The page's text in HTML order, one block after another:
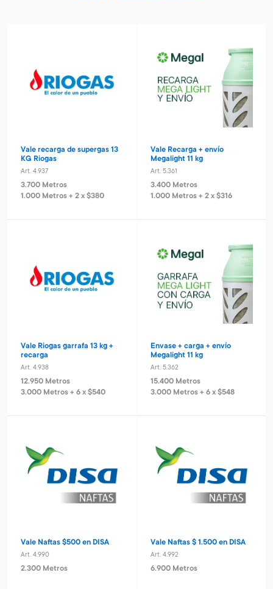
Vale recarga de supergas 13
KG Riogas
Art. 4.937
3.700 Metros
1.000 Metros + 2 x $380
Vale Recarga + envío
Megalight 11 kg
Art. 5.361
3.400 Metros
1.000 Metros + 2 x $316
Vale Riogas garrafa 13 kg +
recarga
Art. 4.938
12.950 Metros
3.000 Metros + 6 x $540
Envase + carga + envío
Megalight 11 kg
Art. 5.362
15.400 Metros
3.000 Metros + 6 x $548
Vale Naftas $500 en DISA
Art. 4.990
2.300 Metros
Vale Naftas $ 1.500 en DISA
Art. 4.992
6.900 Metros